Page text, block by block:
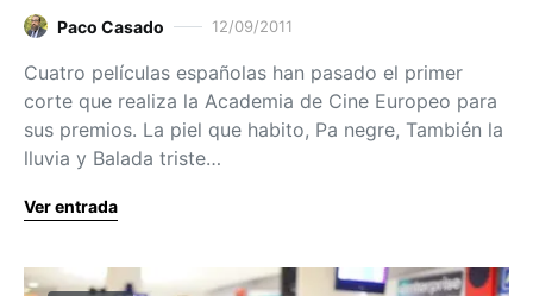
Paco Casado 12/09/2011
Cuatro películas españolas han pasado el primer
corte que realiza la Academia de Cine Europeo para
sus premios. La piel que habito, Pa negre, También la
lluvia y Balada triste…
Ver entrada